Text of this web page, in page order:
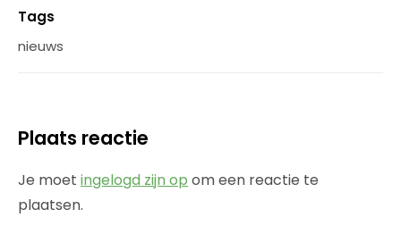
Tags
nieuws
Plaats reactie
Je moet ingelogd zijn op om een reactie te
plaatsen.